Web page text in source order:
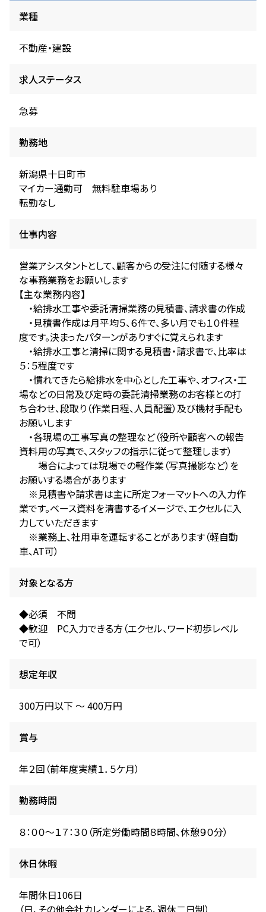
業種
不動産・建設
求人ステータス
急募
勤務地
新潟県十日町市
マイカー通勤可 無料駐車場あり
転勤なし
仕事内容
営業アシスタントとして、顧客からの受注に付随する様々
な事務業務をお願いします
【主な業務内容】
・給排水工事や委託清掃業務の見積書、請求書の作成
・見積書作成は月平均５、６件で、多い月でも１０件程
度です。決まったパターンがありすぐに覚えられます
・給排水工事と清掃に関する見積書・請求書で、比率は
５：５程度です
・慣れてきたら給排水を中心とした工事や、オフィス・工
場などの日常及び定時の委託清掃業務のお客様との打
ち合わせ、段取り（作業日程、人員配置）及び機材手配も
お願いします
・各現場の工事写真の整理など（役所や顧客への報告
資料用の写真で、スタッフの指示に従って整理します）
場合によっては現場での軽作業（写真撮影など）を
お願いする場合があります
※見積書や請求書は主に所定フォーマットへの入力作
業です。ベース資料を清書するイメージで、エクセルに入
力していただきます
※業務上、社用車を運転することがあります（軽自動
車、AT可）
対象となる方
◆必須 不問
◆歓迎 PC入力できる方（エクセル、ワード初歩レベル
で可）
想定年収
300万円以下 〜 400万円
賞与
年２回（前年度実績１．５ケ月）
勤務時間
８：００～１７：３０（所定労働時間８時間、休憩９０分）
休日休暇
年間休日106日
（日、その他会社カレンダーによる、週休二日制）